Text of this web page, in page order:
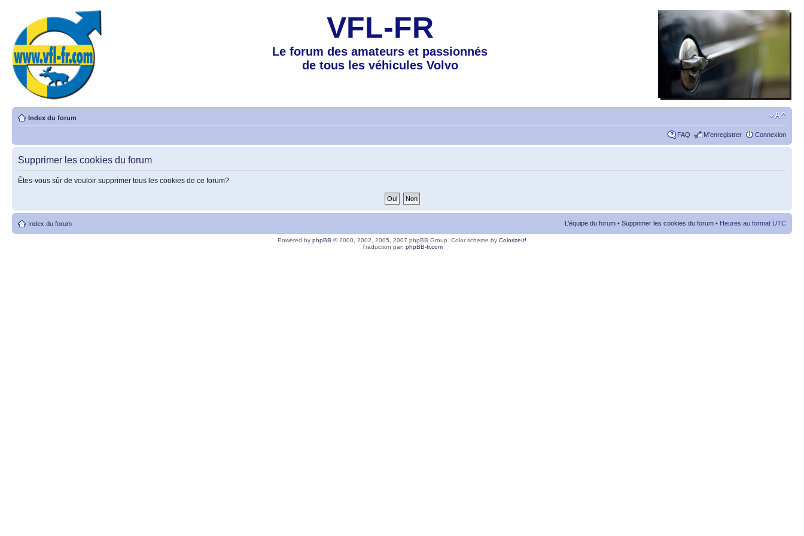
VFL-FR
Le forum des amateurs et passionnés
de tous les véhicules Volvo
Index du forum
FAQ M’enregistrer Connexion
Supprimer les cookies du forum
Êtes-vous sûr de vouloir supprimer tous les cookies de ce forum?
Index du forum L’équipe du forum • Supprimer les cookies du forum • Heures au format UTC
Powered by phpBB © 2000, 2002, 2005, 2007 phpBB Group. Color scheme by ColorizeIt!
Traduction par: phpBB-fr.com